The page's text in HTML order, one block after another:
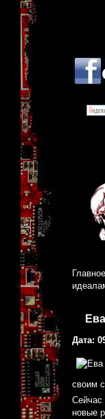
Дата:
своим
Сейчас
новые